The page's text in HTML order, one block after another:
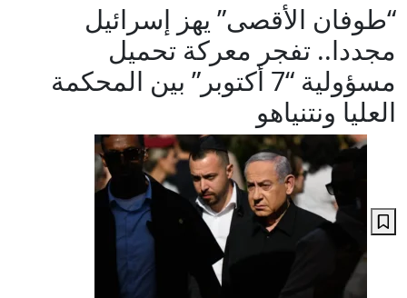
“طوفان الأقصى” يهز إسرائيل
مجددا.. تفجر معركة تحميل
مسؤولية “7 أكتوبر” بين المحكمة
العليا ونتنياهو